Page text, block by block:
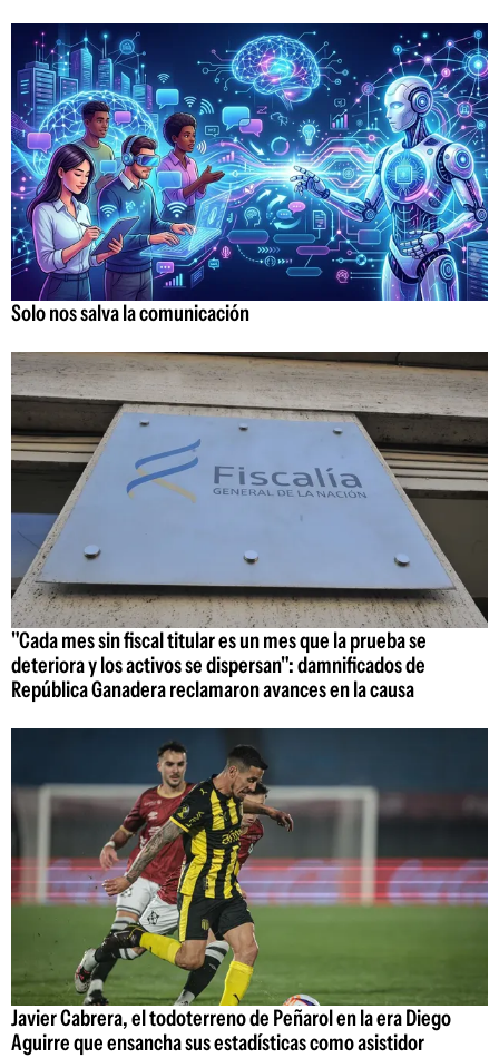
Solo nos salva la comunicación
"Cada mes sin fiscal titular es un mes que la prueba se
deteriora y los activos se dispersan": damnificados de
República Ganadera reclamaron avances en la causa
Javier Cabrera, el todoterreno de Peñarol en la era Diego
Aguirre que ensancha sus estadísticas como asistidor